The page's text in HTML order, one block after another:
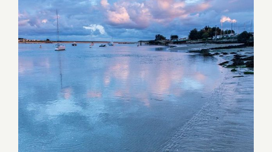
Embrasement au Magouër